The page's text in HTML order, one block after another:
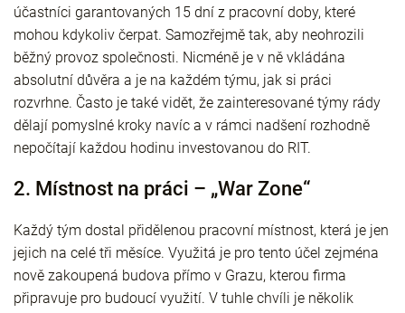
účastníci garantovaných 15 dní z pracovní doby, které
mohou kdykoliv čerpat. Samozřejmě tak, aby neohrozili
běžný provoz společnosti. Nicméně je v ně vkládána
absolutní důvěra a je na každém týmu, jak si práci
rozvrhne. Často je také vidět, že zainteresované týmy rády
dělají pomyslné kroky navíc a v rámci nadšení rozhodně
nepočítají každou hodinu investovanou do RIT.
2. Místnost na práci – „War Zone“
Každý tým dostal přidělenou pracovní místnost, která je jen
jejich na celé tři měsíce. Využitá je pro tento účel zejména
nově zakoupená budova přímo v Grazu, kterou firma
připravuje pro budoucí využití. V tuhle chvíli je několik